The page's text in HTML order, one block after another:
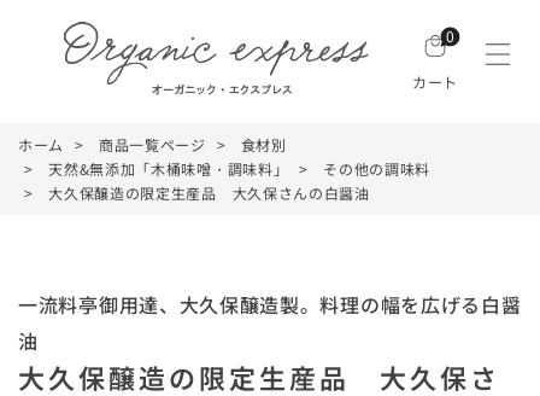
0
カート
ホーム 商品一覧ページ
食材別
天然&無添加「木桶味噌・調味料」
その他の調味料
大久保醸造の限定生産品 大久保さんの白醤油
一流料亭御用達、大久保醸造製。料理の幅を広げる白醤
油
大久保醸造の限定生産品 大久保さ